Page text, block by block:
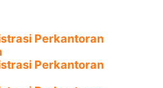
Perkantoran
Perkantoran